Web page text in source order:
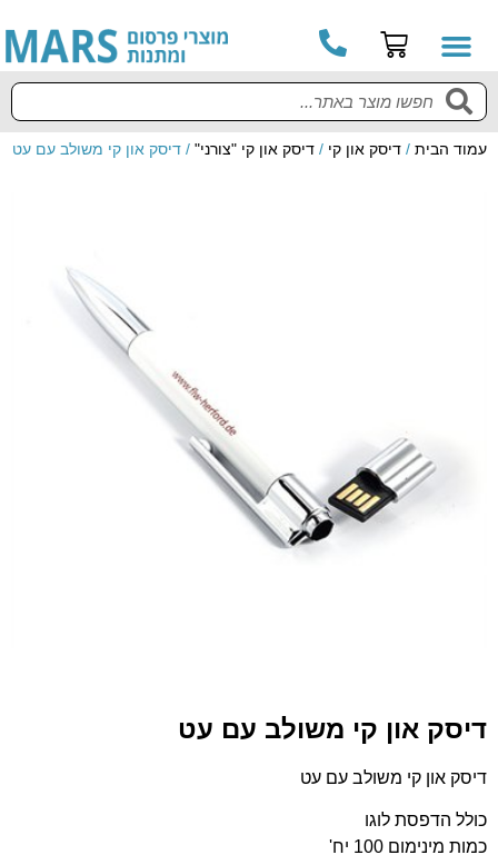
עמוד הבית /דיסק און קי /דיסק און קי "צורני" / דיסק און קי משולב עם עט
דיסק און קי משולב עם עט
דיסק און קי משולב עם עט
כולל הדפסת לוגו
כמות מינימום 100 יח'